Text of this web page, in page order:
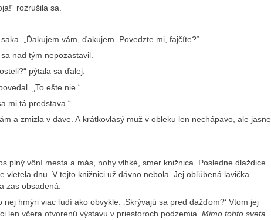
rozrušila sa.
„Ďakujem vám, ďakujem. Povedzte mi, fajčíte?“
nad tým nepozastavil.
pýtala sa ďalej.
„To ešte nie.“
mi tá predstava.“
a zmizla v dave. A krátkovlasý muž v obleku len nechápavo, ale jasne
plný vôní mesta a más, nohy vlhké, smer knižnica. Posledne dlaždice
vletela dnu. V tejto knižnici už dávno nebola. Jej obľúbená lavička
zas obsadená.
hmýri viac ľudí ako obvykle. ‚Skrývajú sa pred dažďom?‘ Vtom jej
len včera otvorenú výstavu v priestoroch podzemia. Mimo tohto sveta.